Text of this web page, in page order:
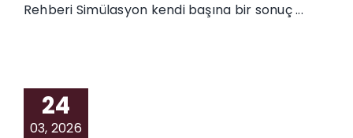
Rehberi Simülasyon kendi başına bir sonuç ...
24
03, 2026